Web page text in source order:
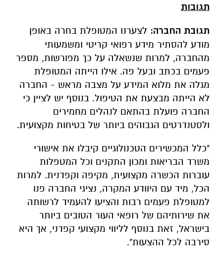
תגובות
תגובת החברה: לצערנו המטופלת בחרה באופן
מודע להסתיר מידע רפואי קריטי ומשמעותי
מהחברה, למרות שנשאלה על כך מפורשות, מספר
פעמים בכתב ובעל פה. אילו הייתה המטופלת
מגלה את מלוא המידע על מצבה מראש - החברה
לא הייתה מבצעת את הטיפול. בנוסף יש לציין כי
החברה פועלת בהתאם לנהלים מחמירים
ולסטנדרטים הגבוהים ביותר של בטיחות מקצועית.
"כלל המכשירים הטכנולוגיים קיבלו את אישורי
משרד הבריאות ומכון התקנים וכל המטפלות
עוברות הכשרה מקצועית, מקיפה וקפדנית. למרות
הכל, מיד עם היוודע המקרה, נציגי החברה פנו
למטופלת פעמים רבות והציעו להעמיד לרשותה
את שירותיהם של רופאי העור הטובים ביותר
בישראל, זאת בנוסף לליווי מקצועי קפדני, אך היא
סירבה לכל ההצעות".